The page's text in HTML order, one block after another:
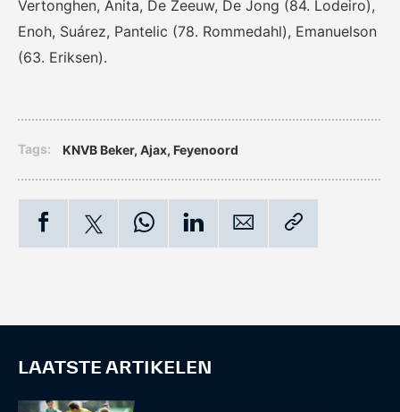
Vertonghen, Anita, De Zeeuw, De Jong (84. Lodeiro),
Enoh, Suárez, Pantelic (78. Rommedahl), Emanuelson
(63. Eriksen).
Tags: KNVB Beker, Ajax, Feyenoord
LAATSTE ARTIKELEN